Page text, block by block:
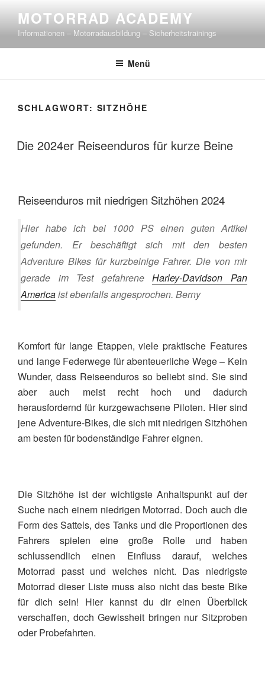
springen
MOTORRAD ACADEMY
Informationen – Motorradausbildung – Sicherheitstrainings
Menü
SCHLAGWORT: SITZHÖHE
Die 2024er Reiseenduros für kurze Beine
Reiseenduros mit niedrigen Sitzhöhen 2024
Hier habe ich bei 1000 PS einen guten Artikel
gefunden. Er beschäftigt sich mit den besten
Adventure Bikes für kurzbeinige Fahrer. Die von mir
gerade im Test gefahreneHarley-Davidson Pan
Americaist ebenfalls angesprochen. Berny
Komfort für lange Etappen, viele praktische Features
und lange Federwege für abenteuerliche Wege – Kein
Wunder, dass Reiseenduros so beliebt sind. Sie sind
aber auch meist recht hoch und dadurch
herausfordernd für kurzgewachsene Piloten. Hier sind
jene Adventure-Bikes, die sich mit niedrigen Sitzhöhen
am besten für bodenständige Fahrer eignen.
Die Sitzhöhe ist der wichtigste Anhaltspunkt auf der
Suche nach einem niedrigen Motorrad. Doch auch die
Form des Sattels, des Tanks und die Proportionen des
Fahrers spielen eine große Rolle und haben
schlussendlich einen Einfluss darauf, welches
Motorrad passt und welches nicht. Das niedrigste
Motorrad dieser Liste muss also nicht das beste Bike
für dich sein! Hier kannst du dir einen Überblick
verschaffen, doch Gewissheit bringen nur Sitzproben
oder Probefahrten.